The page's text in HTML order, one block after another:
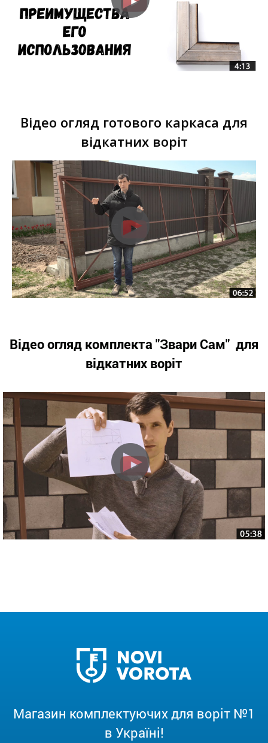
Відео огляд готового каркаса для
відкатних воріт
Відео огляд комплекта "Звари Сам" для
відкатних воріт
Магазин комплектуючих для воріт №1
в Україні!